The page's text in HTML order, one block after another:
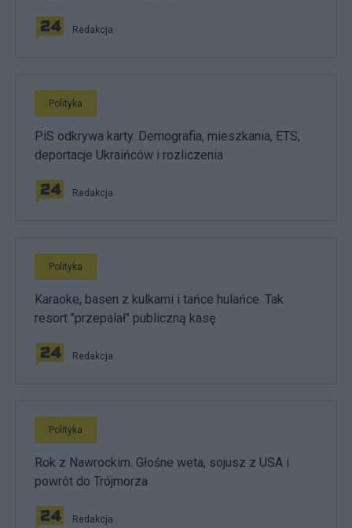
Redakcja
Polityka
PiS odkrywa karty. Demografia, mieszkania, ETS,
deportacje Ukraińców i rozliczenia
Redakcja
Polityka
Karaoke, basen z kulkami i tańce hulańce. Tak
resort "przepalał" publiczną kasę
Redakcja
Polityka
Rok z Nawrockim. Głośne weta, sojusz z USA i
powrót do Trójmorza
Redakcja